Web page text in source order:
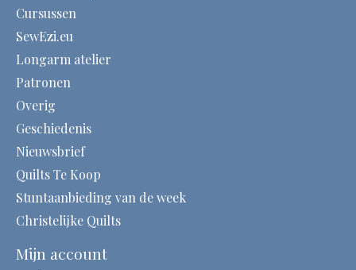
Cursussen
SewEzi.eu
Longarm atelier
Patronen
Overig
Geschiedenis
Nieuwsbrief
Quilts Te Koop
Stuntaanbieding van de week
Christelijke Quilts
Mijn account